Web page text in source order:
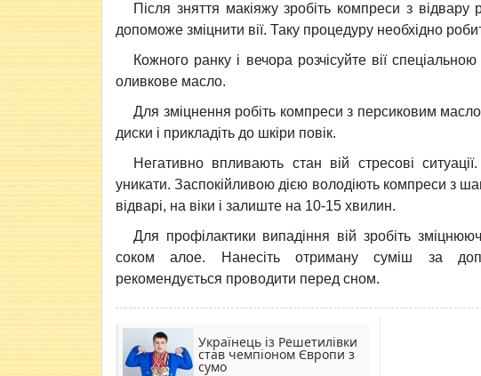
Після зняття макіяжу зробіть компреси з
допоможе зміцнити вії. Таку процедуру необхідно
Кожного ранку і вечора розчісуйте вії
оливкове масло.
Для зміцнення робіть компреси з персиковим
диски і прикладіть до шкіри повік.
Негативно впливають стан вій стресові
уникати.Заспокійливою дією володіють компреси з
відварі, на віки і залиште на 10-15 хвилин.
Для профілактики випадіння вій зробіть
соком алое. Нанесіть отриману суміш за
рекомендується проводити перед сном.
Українець із Решетилівки
став чемпіоном Європи з
сумо